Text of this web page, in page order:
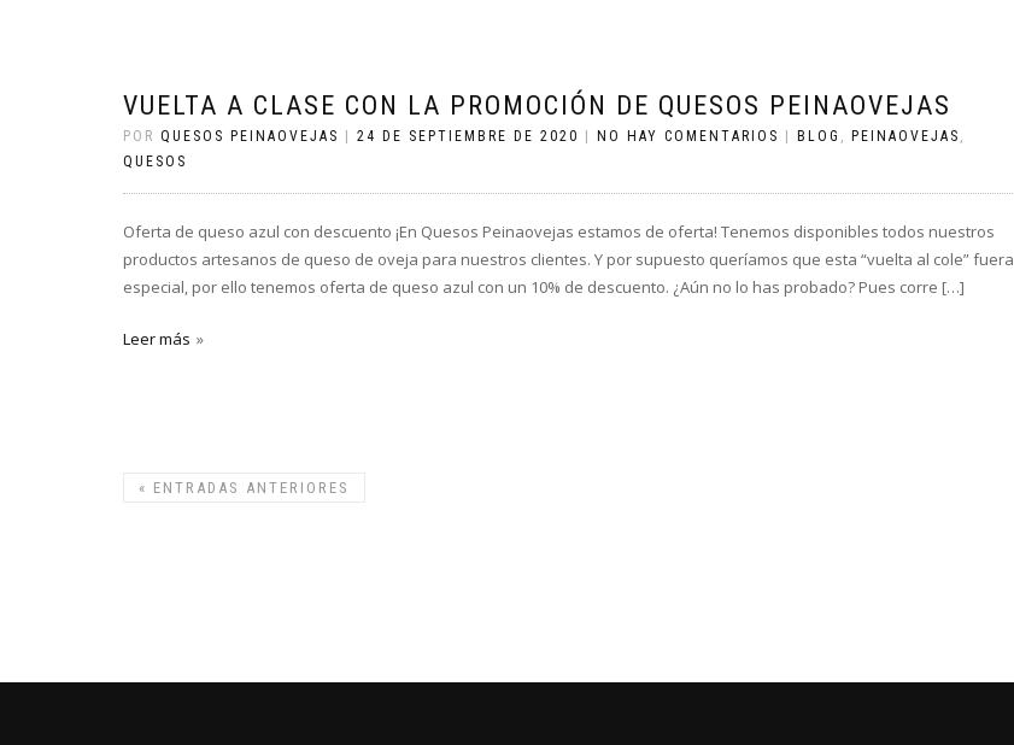
VUELTA A CLASE CON LA PROMOCIÓN DE QUESOS PEINAOVEJAS
POR QUESOS PEINAOVEJAS 24 DE SEPTIEMBRE DE 2020 NO HAY COMENTARIOS BLOG , PEINAOVEJAS ,
QUESOS
Oferta de queso azul con descuento ¡En Quesos Peinaovejas estamos de oferta! Tenemos disponibles todos nuestros
productos artesanos de queso de oveja para nuestros clientes. Y por supuesto queríamos que esta “vuelta al cole” fuera
especial, por ello tenemos oferta de queso azul con un 10% de descuento. ¿Aún no lo has probado? Pues corre […]
Leer más
« ENTRADAS ANTERIORES